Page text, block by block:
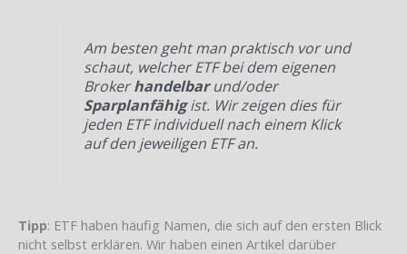
Am besten geht man praktisch vor und
schaut, welcher ETF bei dem eigenen
Brokerhandelbarund/oder
Sparplanfähigist. Wir zeigen dies für
jeden ETF individuell nach einem Klick
auf den jeweiligen ETF an.
Tipp: ETF haben häufig Namen, die sich auf den ersten Blick
nicht selbst erklären. Wir haben einen Artikel darüber